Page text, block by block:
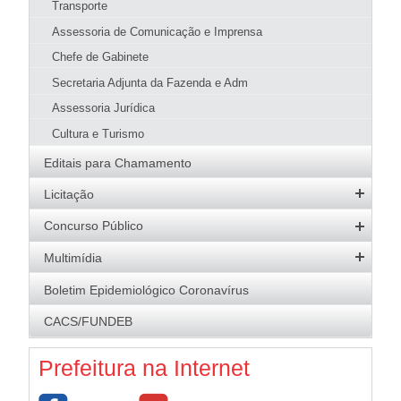
Transporte
Assessoria de Comunicação e Imprensa
Chefe de Gabinete
Secretaria Adjunta da Fazenda e Adm
Assessoria Jurídica
Cultura e Turismo
Editais para Chamamento
Licitação
Editais Abertos
Atas de Registro de Preços
Resultados
Economia para o Município
Contratos
Concurso Público
Concursos Abertos
Resultados
Multimídia
Galeria de Fotos
Brasão
Boletim Epidemiológico Coronavírus
CACS/FUNDEB
Prefeitura na Internet